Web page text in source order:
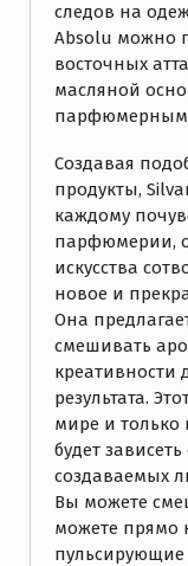
следов на
Absolu можно
восточных
масляной
Создавая
продукты,
каждому
парфюмерии,
искусства
новое и
Она
смешивать
креативности
результата.
мире и только
будет
создаваемых
Вы можете
можете прямо
пульсирующие